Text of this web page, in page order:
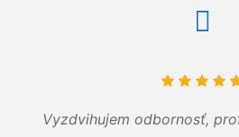
Vyzdvihujem odbornosť,